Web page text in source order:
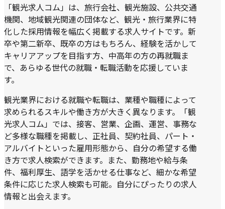
「観光求人コム」は、旅行会社、観光施設、公共交通
機関、地域観光関連の団体など、観光・旅行業界に特
化した採用情報を幅広く掲載する求人サイトです。新
卒や第二新卒、既卒の方はもちろん、経験を活かして
キャリアアップを目指す方、中高年の方の再就職ま
で、あらゆる世代の就職・転職活動を応援していま
す。
観光業界における就職や転職は、業種や職種によって
求められるスキルや働き方が大きく異なります。「観
光求人コム」では、接客、営業、企画、運営、事務な
ど多様な職種を掲載し、正社員、契約社員、パート・
アルバイトといった雇用形態から、自分の希望する働
き方で求人検索ができます。また、勤務地や給与条
件、福利厚生、語学を活かせる仕事など、細かな希望
条件に応じた求人検索も可能。自分にぴったりの求人
情報と出会えます。